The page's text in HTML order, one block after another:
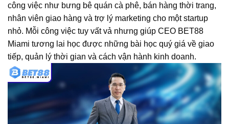
công việc như bưng bê quán cà phê, bán hàng thời trang,
nhân viên giao hàng và trợ lý marketing cho một startup
nhỏ. Mỗi công việc tuy vất vả nhưng giúp CEO BET88
Miami tương lai học được những bài học quý giá về giao
tiếp, quản lý thời gian và cách vận hành kinh doanh.